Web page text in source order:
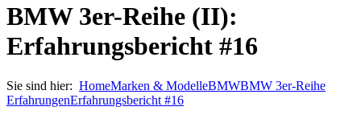
BMW 3er-Reihe (II):
Erfahrungsbericht #16
Sie sind hier: HomeMarken & ModelleBMWBMW 3er-Reihe
ErfahrungenErfahrungsbericht #16